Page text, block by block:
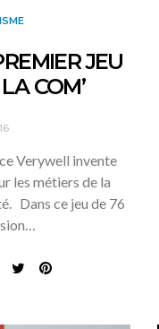
JEU
COM’
Verywell invente
les métiers de la
Dans ce jeu de 76